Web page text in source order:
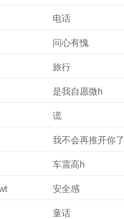
电话
问心有愧
旅行
是我自愿微h
谎
我不会再推开你了
车震高h
安全感
童话